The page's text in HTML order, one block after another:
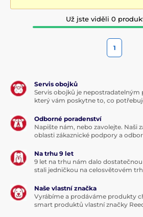
Už jste viděli 0
1
Servis obojků
Servis obojků je nepostradatelným
který vám poskytne to, co
Odborné poradenství
Napište nám, nebo zavolejte. Naši
oblasti zákaznické podpory a
Na trhu 9 let
9 let na trhu nám dalo
stali jedničkou na celosvětovém
Naše vlastní značka
Vyrábíme a prodáváme produkty
smart produktů vlastní značky